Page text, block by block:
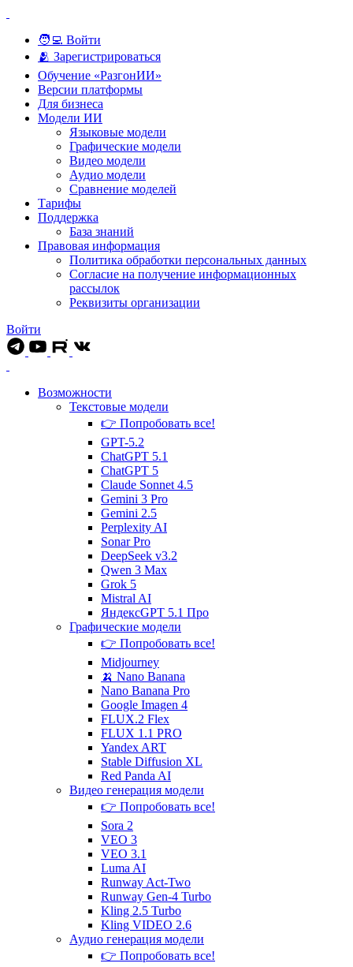
🧑‍💻 Войти
🫂 Зарегистрироваться
Обучение «РазгонИИ»
Версии платформы
Для бизнеса
Модели ИИ
Языковые модели
Графические модели
Видео модели
Аудио модели
Сравнение моделей
Тарифы
Поддержка
База знаний
Правовая информация
Политика обработки персональных данных
Согласие на получение информационных
рассылок
Реквизиты организации
Войти
Возможности
Текстовые модели
👉 Попробовать все!
GPT-5.2
ChatGPT 5.1
ChatGPT 5
Claude Sonnet 4.5
Gemini 3 Pro
Gemini 2.5
Perplexity AI
Sonar Pro
DeepSeek v3.2
Qwen 3 Max
Grok 5
Mistral AI
ЯндексGPT 5.1 Про
Графические модели
👉 Попробовать все!
Midjourney
🍌 Nano Banana
Nano Banana Pro
Google Imagen 4
FLUX.2 Flex
FLUX 1.1 PRO
Yandex ART
Stable Diffusion XL
Red Panda AI
Видео генерация модели
👉 Попробовать все!
Sora 2
VEO 3
VEO 3.1
Luma AI
Runway Act-Two
Runway Gen‑4 Turbo
Kling 2.5 Turbo
Kling VIDEO 2.6
Аудио генерация модели
👉 Попробовать все!